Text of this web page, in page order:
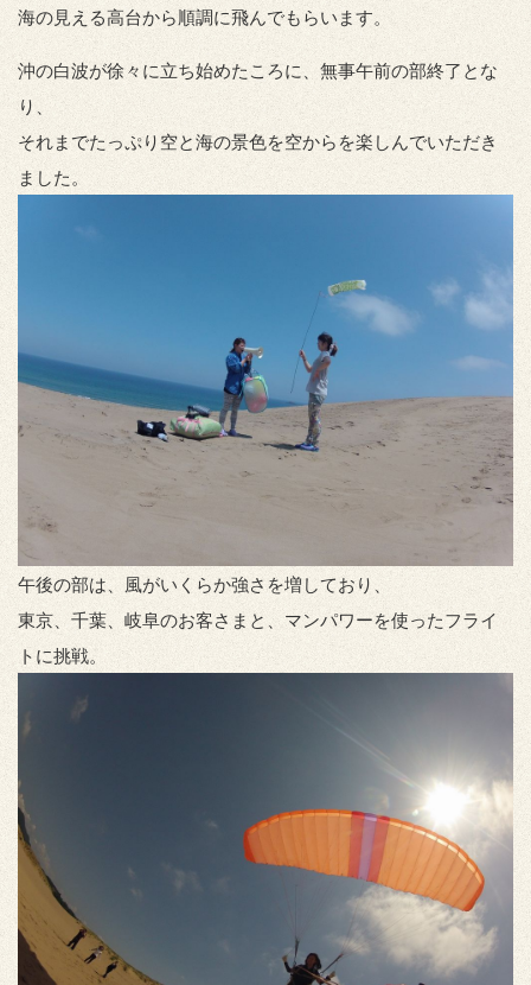
海の見える高台から順調に飛んでもらいます。
沖の白波が徐々に立ち始めたころに、無事午前の部終了とな
り、
それまでたっぷり空と海の景色を空からを楽しんでいただき
ました。
午後の部は、風がいくらか強さを増しており、
東京、千葉、岐阜のお客さまと、マンパワーを使ったフライ
トに挑戦。